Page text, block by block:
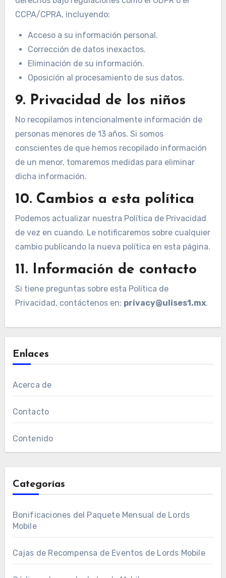
CCPA/CPRA, incluyendo:
Acceso a su información personal.
Corrección de datos inexactos.
Eliminación de su información.
Oposición al procesamiento de sus datos.
9. Privacidad de los niños
No recopilamos intencionalmente información de
personas menores de 13 años. Si somos
conscientes de que hemos recopilado información
de un menor, tomaremos medidas para eliminar
dicha información.
10. Cambios a esta política
Podemos actualizar nuestra Política de Privacidad
de vez en cuando. Le notificaremos sobre cualquier
cambio publicando la nueva política en esta página.
11. Información de contacto
Si tiene preguntas sobre esta Política de
Privacidad, contáctenos en: privacy@ulises1.mx.
Enlaces
Acerca de
Contacto
Contenido
Categorías
Bonificaciones del Paquete Mensual de Lords
Mobile
Cajas de Recompensa de Eventos de Lords Mobile